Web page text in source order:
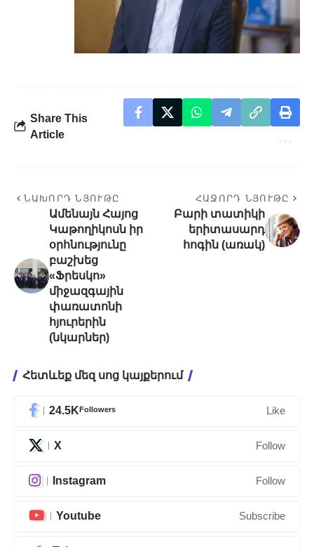
Share This
Article
ՆԱԽՈՐԴ ՆՅՈՒԹԸ
Ամենայն Հայոց
Կաթողիկոսն իր
օրհնությունը
բաշխեց
«Ֆրեսկո»
միջազգային
փառատոնի
հյուրերին
(նկարներ)
ՀԱՋՈՐԴ ՆՅՈՒԹԸ
Բարի տատիկի
երիտասարդ
հոգին (առակ)
Հետևեք մեզ սոց կայքերում
24.5K Followers Like
X Follow
Instagram Follow
Youtube Subscribe